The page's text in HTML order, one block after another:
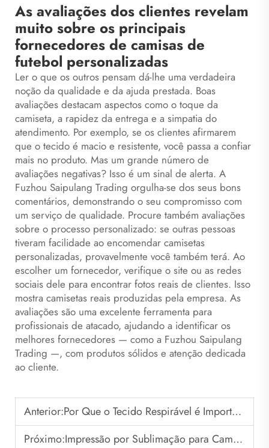
As avaliações dos clientes revelam
muito sobre os principais
fornecedores de camisas de
futebol personalizadas
Ler o que os outros pensam dá-lhe uma verdadeira
noção da qualidade e da ajuda prestada. Boas
avaliações destacam aspectos como o toque da
camiseta, a rapidez da entrega e a simpatia do
atendimento. Por exemplo, se os clientes afirmarem
que o tecido é macio e resistente, você passa a confiar
mais no produto. Mas um grande número de
avaliações negativas? Isso é um sinal de alerta. A
Fuzhou Saipulang Trading orgulha-se dos seus bons
comentários, demonstrando o seu compromisso com
um serviço de qualidade. Procure também avaliações
sobre o processo personalizado: se outras pessoas
tiveram facilidade ao encomendar camisetas
personalizadas, provavelmente você também terá. Ao
escolher um fornecedor, verifique o site ou as redes
sociais dele para encontrar fotos reais de clientes. Isso
mostra camisetas reais produzidas pela empresa. As
avaliações são uma excelente ferramenta para
profissionais de atacado, ajudando a identificar os
melhores fornecedores — como a Fuzhou Saipulang
Trading —, com produtos sólidos e atenção dedicada
ao cliente.
Anterior:Por Que o Tecido Respirável é Importante na Fabricação de Uniformes de Futebol
Próximo:Impressão por Sublimação para Camisas Personalizadas de Futebol: Benefícios para os Compradores